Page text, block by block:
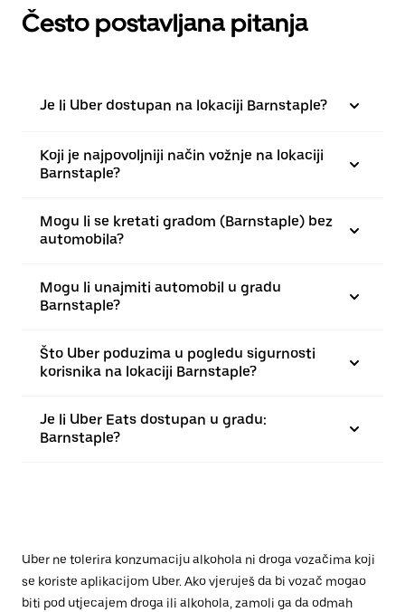
Često postavljana pitanja
Je li Uber dostupan na lokaciji Barnstaple?
Koji je najpovoljniji način vožnje na lokaciji
Barnstaple?
Mogu li se kretati gradom (Barnstaple) bez
automobila?
Mogu li unajmiti automobil u gradu
Barnstaple?
Što Uber poduzima u pogledu sigurnosti
korisnika na lokaciji Barnstaple?
Je li Uber Eats dostupan u gradu:
Barnstaple?
Uber ne tolerira konzumaciju alkohola ni droga vozačima koji
se koriste aplikacijom Uber. Ako vjeruješ da bi vozač mogao
biti pod utjecajem droga ili alkohola, zamoli ga da odmah